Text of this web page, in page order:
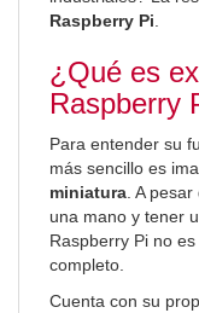
Raspberry Pi
¿Qué es
Raspberry
Para entender su
más sencillo es
miniatura . A
una mano y tener
Raspberry Pi no
completo.
Cuenta con su